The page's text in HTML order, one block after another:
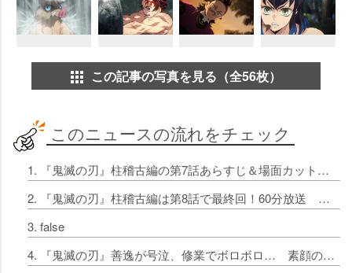
この記事の写真を見る（全56枚）
このニュースの流れをチェック
1. 『鬼滅の刃』柱稽古編の第7話あらすじ＆場面カット公開 涙を流す悲鳴嶼さん
2. 『鬼滅の刃』柱稽古編は第8話で最終回！60分放送 第7話も放送枠拡大の特別放送に
3. false
4. 『鬼滅の刃』善逸が号泣、修業でボロボロ… 素顔の伊之助など第6話の名場面カット公開